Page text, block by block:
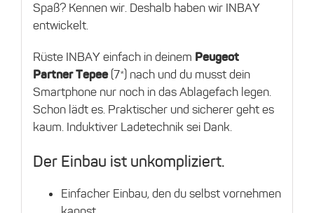
Spaß? Kennen wir. Deshalb haben wir INBAY
entwickelt.
Rüste INBAY einfach in deinem Peugeot
Partner Tepee(7*) nach und du musst dein
Smartphone nur noch in das Ablagefach legen.
Schon lädt es. Praktischer und sicherer geht es
kaum. Induktiver Ladetechnik sei Dank.
Der Einbau ist unkompliziert.
Einfacher Einbau, den du selbst vornehmen